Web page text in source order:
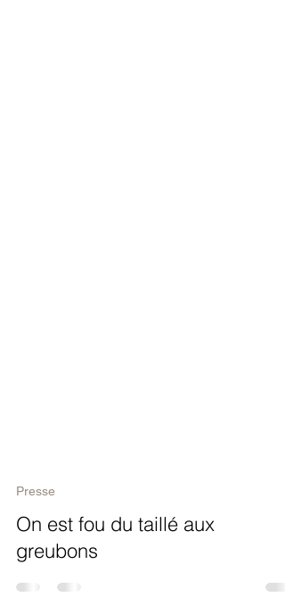
Presse
On est fou du taillé aux
greubons